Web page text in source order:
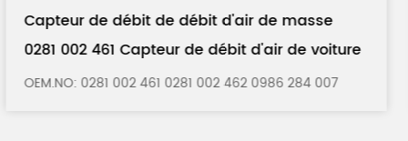
voiture
0986 284 007
Capteur de débit de débit d'air de
0280 217 121 Capteur de débit d'air